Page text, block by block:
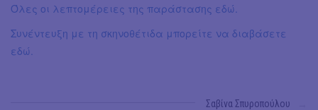
Όλες οι λεπτομέρειες της παράστασης εδώ.
Συνέντευξη με τη σκηνοθέτιδα μπορείτε να διαβάσετε
εδώ.
Σαβίνα Σπυροπούλου